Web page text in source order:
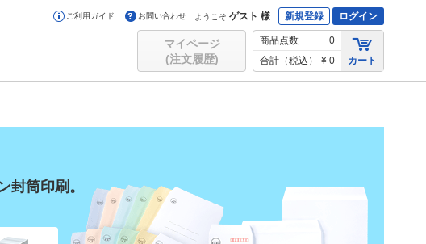
ご利用ガイド お問い合わせ ようこそ ゲスト 様 新規登録 ログイン
マイページ
(注文履歴)
商品点数
0
合計（税込）
¥ 0 カート
封筒印刷。